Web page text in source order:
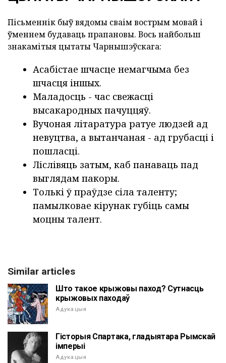
Пісьменнік быў вядомы сваім вострым мовай і
ўменнем будаваць прапановы. Вось найбольш
знакамітыя цытаты Чарнышэўскага:
Асабістае шчасце немагчыма без
шчасця іншых.
Маладосць - час свежасці
высакародных пачуццяў.
Вучоная літаратура ратуе людзей ад
невуцтва, а вытанчаная - ад грубасці і
пошласці.
Ліслівяць затым, каб панаваць пад
выглядам пакоры.
Толькі ў праўдзе сіла таленту;
памылковае кірунак губіць самы
моцны талент.
Similar articles
Што такое крыжовы паход? Сутнасць
крыжовых паходаў
Адукацыя
Гісторыя Спартака, гладыятара Рымскай
імперыі
Адукацыя